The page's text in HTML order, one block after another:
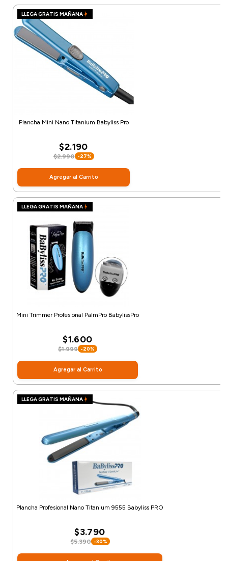
LLEGA GRATIS MAÑANA
Plancha Mini Nano Titanium Babyliss Pro
$2.190
$2.990 -27%
Agregar al Carrito
LLEGA GRATIS MAÑANA
Mini Trimmer Profesional PalmPro BabylissPro
$1.600
$1.999 -20%
Agregar al Carrito
LLEGA GRATIS MAÑANA
Plancha Profesional Nano Titanium 9555 Babyliss PRO
$3.790
$5.390 -30%